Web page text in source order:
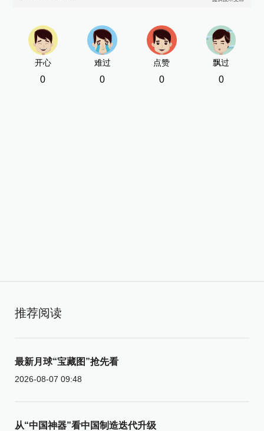
开心
0
难过
0
点赞
0
飘过
0
推荐阅读
最新月球“宝藏图”抢先看
2026-08-07 09:48
从“中国神器”看中国制造迭代升级